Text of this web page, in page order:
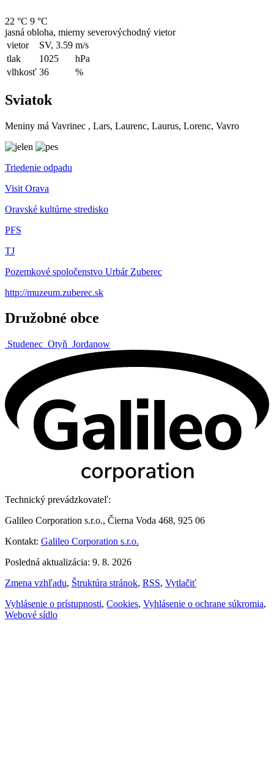
22 °C 9 °C
jasná obloha, mierny severovýchodný vietor
vietor
SV, 3.59 m/s
tlak
1025
hPa
vlhkosť 36 %
Sviatok
Meniny má Vavrinec , Lars, Laurenc, Laurus, Lorenc, Vavro
Triedenie odpadu
Visit Orava
Oravské kultúrne stredisko
PFS
TJ
Pozemkové spoločenstvo Urbár Zuberec
http://muzeum.zuberec.sk
Družobné obce
Studenec Otyň Jordanow
Technický prevádzkovateľ:
Galileo Corporation s.r.o., Čierna Voda 468, 925 06
Kontakt: Galileo Corporation s.r.o.
Posledná aktualizácia: 9. 8. 2026
Zmena vzhľadu, Štruktúra stránok, RSS, Vytlačiť
Vyhlásenie o prístupnosti, Cookies, Vyhlásenie o ochrane súkromia,
Webové sídlo